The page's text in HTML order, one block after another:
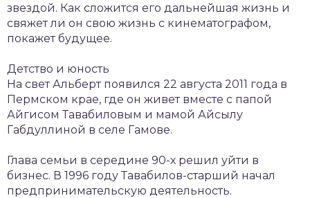
звездой. Как сложится его дальнейшая жизнь и
свяжет ли он свою жизнь с кинематографом,
покажет будущее.
Детство и юность
На свет Альберт появился 22 августа 2011 года в
Пермском крае, где он живет вместе с папой
Айгисом Тавабиловым и мамой Айсылу
Габдуллиной в селе Гамове.
Глава семьи в середине 90-х решил уйти в
бизнес. В 1996 году Тавабилов-старший начал
предпринимательскую деятельность.